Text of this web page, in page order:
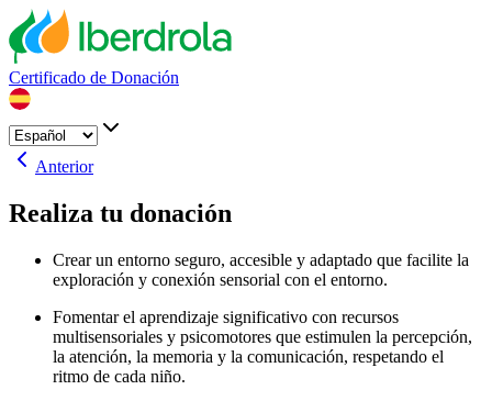
Certificado de Donación
Anterior
Realiza tu donación
Crear un entorno seguro, accesible y adaptado que facilite la
exploración y conexión sensorial con el entorno.
Fomentar el aprendizaje significativo con recursos
multisensoriales y psicomotores que estimulen la percepción,
la atención, la memoria y la comunicación, respetando el
ritmo de cada niño.